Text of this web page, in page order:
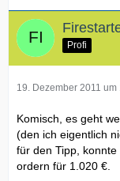
Profi
19. Dezember 2011 um
Komisch, es geht
(den ich eigentlich
für den Tipp,
ordern für 1.020 €.